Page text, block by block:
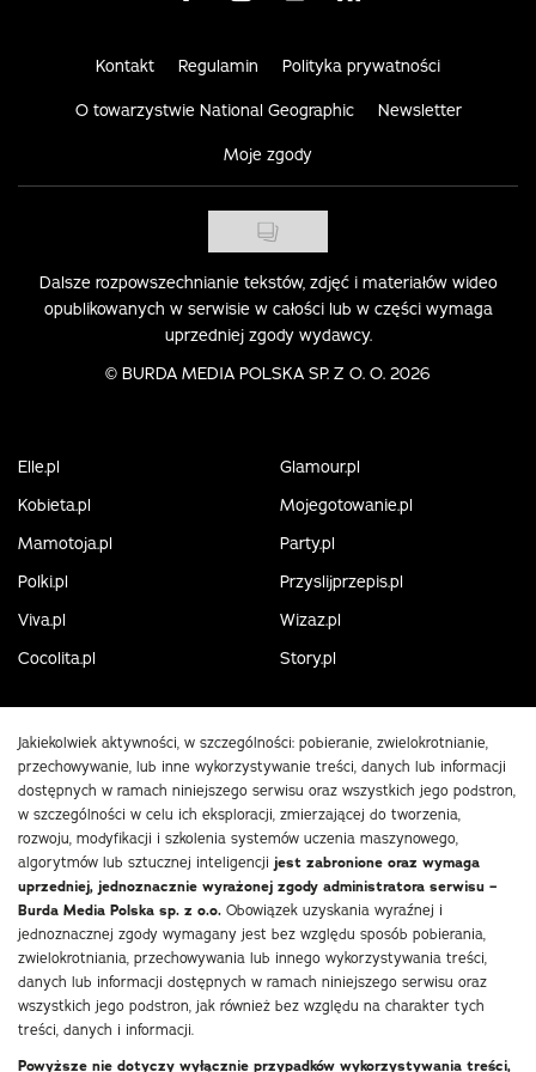
Kontakt Regulamin Polityka prywatności
O towarzystwie National Geographic Newsletter
Moje zgody
Dalsze rozpowszechnianie tekstów, zdjęć i materiałów wideo
opublikowanych w serwisie w całości lub w części wymaga
uprzedniej zgody wydawcy.
© BURDA MEDIA POLSKA SP. Z O. O. 2026
Elle.pl
Glamour.pl
Kobieta.pl
Mojegotowanie.pl
Mamotoja.pl
Party.pl
Polki.pl
Przyslijprzepis.pl
Viva.pl
Wizaz.pl
Cocolita.pl
Story.pl
Jakiekolwiek aktywności, w szczególności: pobieranie, zwielokrotnianie,
przechowywanie, lub inne wykorzystywanie treści, danych lub informacji
dostępnych w ramach niniejszego serwisu oraz wszystkich jego podstron,
w szczególności w celu ich eksploracji, zmierzającej do tworzenia,
rozwoju, modyfikacji i szkolenia systemów uczenia maszynowego,
algorytmów lub sztucznej inteligencji jest zabronione oraz wymaga
uprzedniej, jednoznacznie wyrażonej zgody administratora serwisu –
Burda Media Polska sp. z o.o. Obowiązek uzyskania wyraźnej i
jednoznacznej zgody wymagany jest bez względu sposób pobierania,
zwielokrotniania, przechowywania lub innego wykorzystywania treści,
danych lub informacji dostępnych w ramach niniejszego serwisu oraz
wszystkich jego podstron, jak również bez względu na charakter tych
treści, danych i informacji.
Powyższe nie dotyczy wyłącznie przypadków wykorzystywania treści,